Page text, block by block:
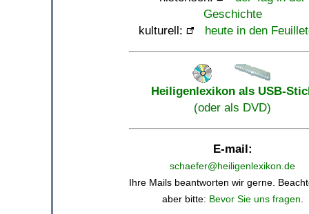
Geschichte
kulturell:
heute in den
Heiligenlexikon als USB-
(oder als DVD)
E-mail:
schaefer@heiligenlexikon.de
Ihre Mails beantworten wir gerne.
aber bitte: Bevor Sie uns fragen.